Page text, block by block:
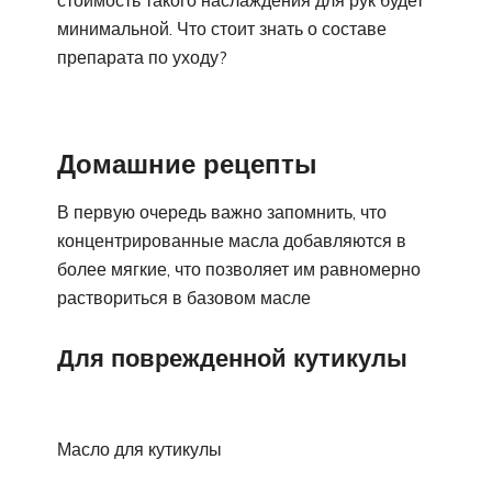
минимальной. Что стоит знать о составе
препарата по уходу?
Домашние рецепты
В первую очередь важно запомнить, что
концентрированные масла добавляются в
более мягкие, что позволяет им равномерно
раствориться в базовом масле
Для поврежденной кутикулы
Масло для кутикулы